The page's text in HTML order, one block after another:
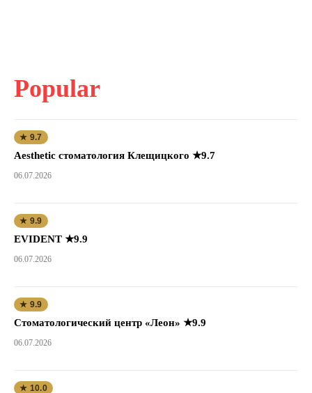
Popular
★ 9.7
Aesthetic стоматология Клещицкого ★9.7
06.07.2026
★ 9.9
EVIDENT ★9.9
06.07.2026
★ 9.9
Стоматологический центр «Леон» ★9.9
06.07.2026
★ 10.0